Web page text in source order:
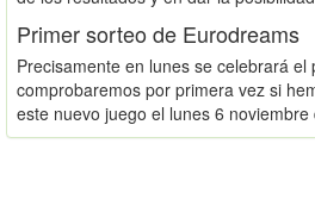
Primer sorteo de Eurodreams
Precisamente en lunes se celebrará
comprobaremos por primera vez si
este nuevo juego el lunes 6 noviembre